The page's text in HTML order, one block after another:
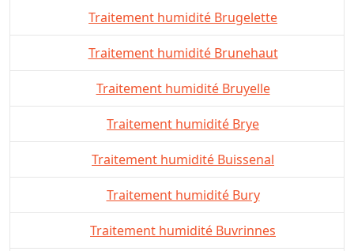
Traitement humidité Brugelette
Traitement humidité Brunehaut
Traitement humidité Bruyelle
Traitement humidité Brye
Traitement humidité Buissenal
Traitement humidité Bury
Traitement humidité Buvrinnes